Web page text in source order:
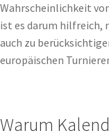
Wahrscheinlichkeit
ist es darum hilfreich,
auch zu
europäischen
Warum